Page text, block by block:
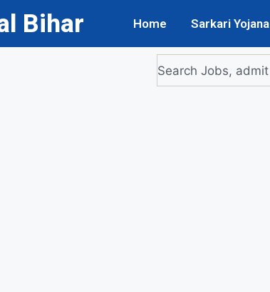
Bihar Home Sarkari Yojana